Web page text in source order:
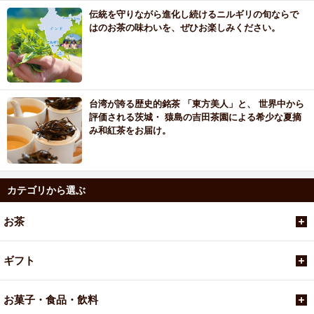
伝統を守りながら進化し続けるニルギリの旬ならで
はのお茶の味わいを、ぜひお楽しみください。
台湾が誇る歴史的銘茶 「東方美人」と、 世界中から
評価される茨城・ 猿島の吉田茶園による希少な夏摘
み和紅茶をお届け。
カテゴリから選ぶ
お茶
ギフト
お菓子・食品・飲料